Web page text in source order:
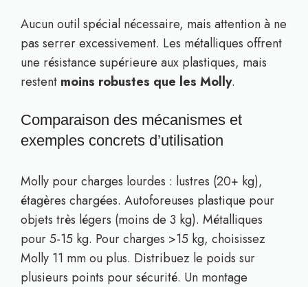
Aucun outil spécial nécessaire, mais attention à ne
pas serrer excessivement. Les métalliques offrent
une résistance supérieure aux plastiques, mais
restent moins robustes que les Molly.
Comparaison des mécanismes et
exemples concrets d’utilisation
Molly pour charges lourdes : lustres (20+ kg),
étagères chargées. Autoforeuses plastique pour
objets très légers (moins de 3 kg). Métalliques
pour 5-15 kg. Pour charges >15 kg, choisissez
Molly 11 mm ou plus. Distribuez le poids sur
plusieurs points pour sécurité. Un montage